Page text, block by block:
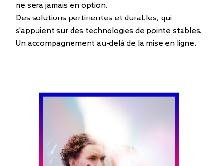
ne sera jamais en option.
Des solutions pertinentes et durables, qui
s'appuient sur des technologies de pointe stables.
Un accompagnement au-delà de la mise en ligne.